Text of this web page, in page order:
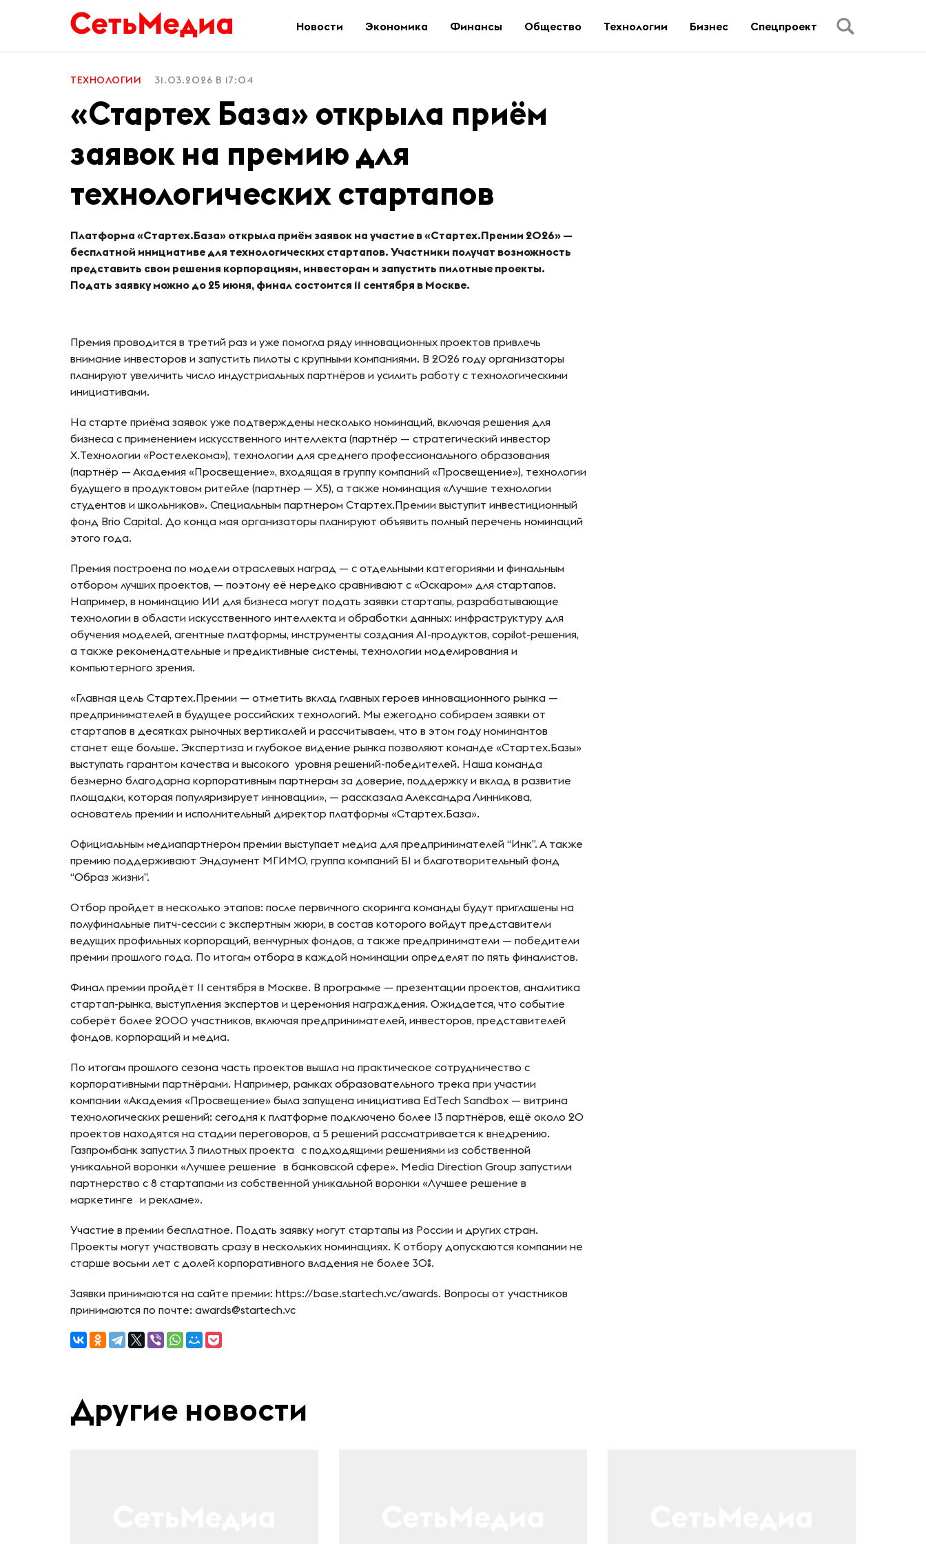
Новости Экономика Финансы Общество Технологии Бизнес Спецпроект
ТЕХНОЛОГИИ 31.03.2026 В 17:04
«Стартех База» открыла приём
заявок на премию для
технологических стартапов
Платформа «Стартех.База» открыла приём заявок на участие в «Стартех.Премии 2026» —
бесплатной инициативе для технологических стартапов. Участники получат возможность
представить свои решения корпорациям, инвесторам и запустить пилотные проекты.
Подать заявку можно до 25 июня, финал состоится 11 сентября в Москве.
Премия проводится в третий раз и уже помогла ряду инновационных проектов привлечь
внимание инвесторов и запустить пилоты с крупными компаниями. В 2026 году организаторы
планируют увеличить число индустриальных партнёров и усилить работу с технологическими
инициативами.
На старте приёма заявок уже подтверждены несколько номинаций, включая решения для
бизнеса с применением искусственного интеллекта (партнёр — стратегический инвестор
X.Технологии «Ростелекома»), технологии для среднего профессионального образования
(партнёр — Академия «Просвещение», входящая в группу компаний «Просвещение»), технологии
будущего в продуктовом ритейле (партнёр — X5), а также номинация «Лучшие технологии
студентов и школьников». Специальным партнером Стартех.Премии выступит инвестиционный
фонд Brio Capital. До конца мая организаторы планируют объявить полный перечень номинаций
этого года.
Премия построена по модели отраслевых наград — с отдельными категориями и финальным
отбором лучших проектов, — поэтому её нередко сравнивают с «Оскаром» для стартапов.
Например, в номинацию ИИ для бизнеса могут подать заявки стартапы, разрабатывающие
технологии в области искусственного интеллекта и обработки данных: инфраструктуру для
обучения моделей, агентные платформы, инструменты создания AI-продуктов, copilot-решения,
а также рекомендательные и предиктивные системы, технологии моделирования и
компьютерного зрения.
«Главная цель Стартех.Премии — отметить вклад главных героев инновационного рынка —
предпринимателей в будущее российских технологий. Мы ежегодно собираем заявки от
стартапов в десятках рыночных вертикалей и рассчитываем, что в этом году номинантов
станет еще больше. Экспертиза и глубокое видение рынка позволяют команде «Стартех.Базы»
выступать гарантом качества и высокого уровня решений-победителей. Наша команда
безмерно благодарна корпоративным партнерам за доверие, поддержку и вклад в развитие
площадки, которая популяризирует инновации», — рассказала Александра Линникова,
основатель премии и исполнительный директор платформы «Стартех.База».
Официальным медиапартнером премии выступает медиа для предпринимателей “Инк”. А также
премию поддерживают Эндаумент МГИМО, группа компаний Б1 и благотворительный фонд
“Образ жизни”.
Отбор пройдет в несколько этапов: после первичного скоринга команды будут приглашены на
полуфинальные питч-сессии с экспертным жюри, в состав которого войдут представители
ведущих профильных корпораций, венчурных фондов, а также предприниматели — победители
премии прошлого года. По итогам отбора в каждой номинации определят по пять финалистов.
Финал премии пройдёт 11 сентября в Москве. В программе — презентации проектов, аналитика
стартап-рынка, выступления экспертов и церемония награждения. Ожидается, что событие
соберёт более 2000 участников, включая предпринимателей, инвесторов, представителей
фондов, корпораций и медиа.
По итогам прошлого сезона часть проектов вышла на практическое сотрудничество с
корпоративными партнёрами. Например, рамках образовательного трека при участии
компании «Академия «Просвещение» была запущена инициатива EdTech Sandbox — витрина
технологических решений: сегодня к платформе подключено более 13 партнёров, ещё около 20
проектов находятся на стадии переговоров, а 5 решений рассматривается к внедрению.
Газпромбанк запустил 3 пилотных проекта с подходящими решениями из собственной
уникальной воронки «Лучшее решение в банковской сфере». Media Direction Group запустили
партнерство с 8 стартапами из собственной уникальной воронки «Лучшее решение в
маркетинге и рекламе».
Участие в премии бесплатное. Подать заявку могут стартапы из России и других стран.
Проекты могут участвовать сразу в нескольких номинациях. К отбору допускаются компании не
старше восьми лет с долей корпоративного владения не более 30%.
Заявки принимаются на сайте премии: https://base.startech.vc/awards. Вопросы от участников
принимаются по почте: awards@startech.vc
Другие новости